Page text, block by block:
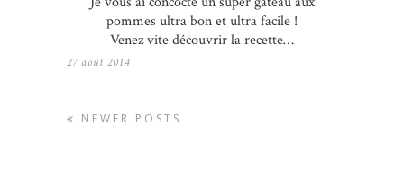
pommes ultra bon et ultra facile !
Venez vite découvrir la recette…
27 août 2014
NEWER POSTS